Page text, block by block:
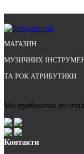
МАГАЗИН
МУЗИЧНИХ
ТА РОК АТРИБУТИКИ
Ми приймаємо до
Контакти